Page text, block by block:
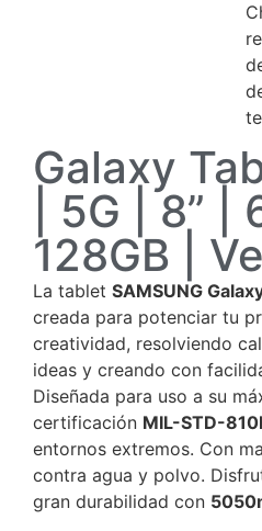
Galaxy
| 5G | 8” |
128GB |
La tablet SAMSUNG
creada para potenciar tu
creatividad, resolviendo
ideas y creando con
Diseñada para uso a su
certificación MIL-STD-
entornos extremos. Con
contra agua y polvo.
gran durabilidad con